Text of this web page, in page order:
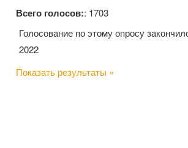
Всего голосов:: 1703
Голосование по этому опросу
2022
Показать результаты »